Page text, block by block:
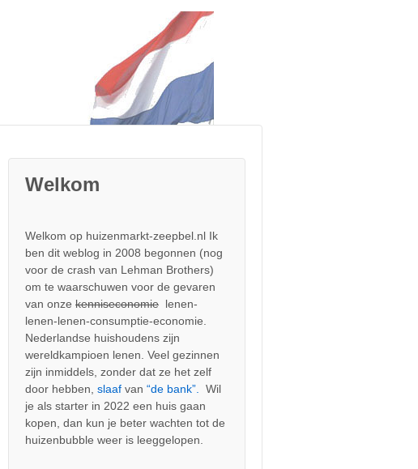
Welkom
Welkom op huizenmarkt-zeepbel.nl Ik
ben dit weblog in 2008 begonnen (nog
voor de crash van Lehman Brothers)
om te waarschuwen voor de gevaren
van onzekenniseconomie lenen-
lenen-lenen-consumptie-economie.
Nederlandse huishoudens zijn
wereldkampioen lenen. Veel gezinnen
zijn inmiddels, zonder dat ze het zelf
door hebben,slaaf van“de bank”. Wil
je als starter in 2022 een huis gaan
kopen, dan kun je beter wachten tot de
huizenbubble weer is leeggelopen.